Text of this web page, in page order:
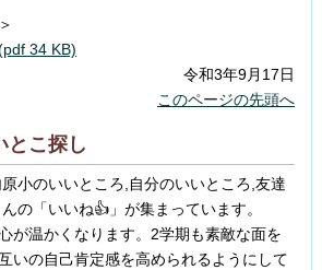
34 KB)
令和3年9月17日
このページの先頭へ
とこ探し
小のいいところ,自分のいいところ,友達
の「いいね👍」が集まっています。
が温かくなります。2学期も素敵な面を
いの自己肯定感を高められるようにして